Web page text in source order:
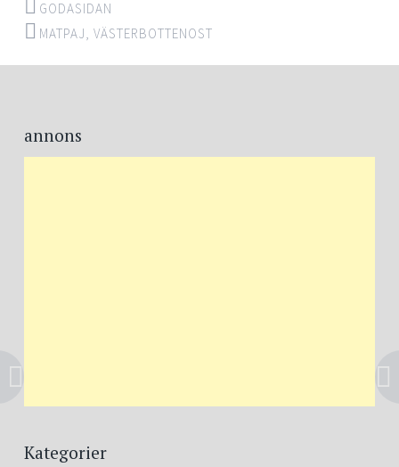
GODASIDAN
MATPAJ, VÄSTERBOTTENOST
Post
navigation
annons
Kategorier